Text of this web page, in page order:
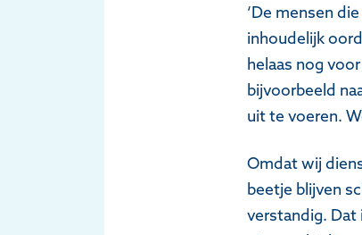
‘De mensen
inhoudelijk
helaas nog
bijvoorbeeld
uit te voeren.
Omdat wij
beetje blijven
verstandig. Dat